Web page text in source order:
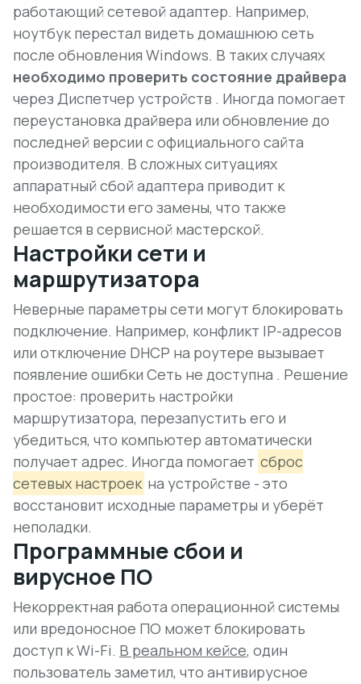
работающий сетевой адаптер. Например,
ноутбук перестал видеть домашнюю сеть
после обновления Windows. В таких случаях
необходимо проверить состояние драйвера
через Диспетчер устройств . Иногда помогает
переустановка драйвера или обновление до
последней версии с официального сайта
производителя. В сложных ситуациях
аппаратный сбой адаптера приводит к
необходимости его замены, что также
решается в сервисной мастерской.
Настройки сети и
маршрутизатора
Неверные параметры сети могут блокировать
подключение. Например, конфликт IP-адресов
или отключение DHCP на роутере вызывает
появление ошибки Сеть не доступна . Решение
простое: проверить настройки
маршрутизатора, перезапустить его и
убедиться, что компьютер автоматически
получает адрес. Иногда помогает сброс
сетевых настроек на устройстве - это
восстановит исходные параметры и уберёт
неполадки.
Программные сбои и
вирусное ПО
Некорректная работа операционной системы
или вредоносное ПО может блокировать
доступ к Wi-Fi. В реальном кейсе, один
пользователь заметил, что антивирусное